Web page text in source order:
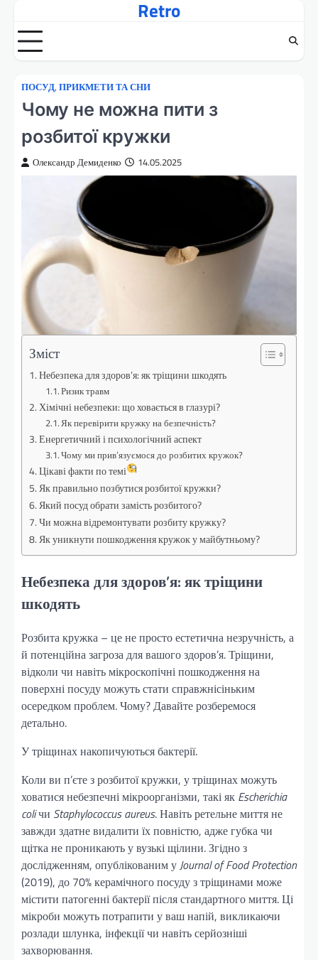
вмісту
Retro
ПОСУД, ПРИКМЕТИ ТА СНИ
Чому не можна пити з
розбитої кружки
Олександр Демиденко 14.05.2025
Зміст
Небезпека для здоров’я: як тріщини шкодять
Ризик травм
Хімічні небезпеки: що ховається в глазурі?
Як перевірити кружку на безпечність?
Енергетичний і психологічний аспект
Чому ми прив’язуємося до розбитих кружок?
Цікаві факти по темі
Як правильно позбутися розбитої кружки?
Який посуд обрати замість розбитого?
Чи можна відремонтувати розбиту кружку?
Як уникнути пошкодження кружок у майбутньому?
Небезпека для здоров’я: як тріщини
шкодять
Розбита кружка – це не просто естетична незручність, а
й потенційна загроза для вашого здоров’я. Тріщини,
відколи чи навіть мікроскопічні пошкодження на
поверхні посуду можуть стати справжнісіньким
осередком проблем. Чому? Давайте розберемося
детально.
У тріщинах накопичуються бактерії.
Коли ви п’єте з розбитої кружки, у тріщинах можуть
ховатися небезпечні мікроорганізми, такі як Escherichia
coliчи Staphylococcus aureus. Навіть ретельне миття не
завжди здатне видалити їх повністю, адже губка чи
щітка не проникають у вузькі щілини. Згідно з
дослідженням, опублікованим уJournal of Food Protection
(2019), до 70% керамічного посуду з тріщинами може
містити патогенні бактерії після стандартного миття. Ці
мікроби можуть потрапити у ваш напій, викликаючи
розлади шлунка, інфекції чи навіть серйозніші
захворювання.